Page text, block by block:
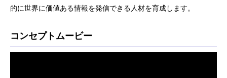
的に世界に価値ある情報を発信できる人材を育成します。
コンセプトムービー